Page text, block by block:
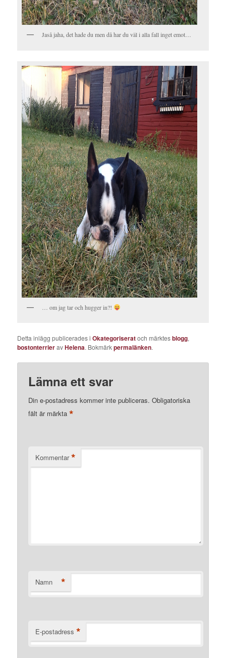
Jaså jaha, det hade du men då har du väl i alla fall inget emot…
… om jag tar och hugger in?!
Detta inlägg publicerades iOkategoriseratoch märktesblogg,
bostonterrieravHelena. Bokmärkpermalänken.
Lämna ett svar
Din e-postadress kommer inte publiceras. Obligatoriska
fält är märkta*
Kommentar *
Namn *
E-postadress *